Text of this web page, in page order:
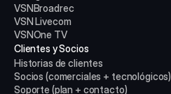
VSNBroadrec
VSN Livecom
VSNOne TV
Clientes y Socios
Historias de clientes
Socios (comerciales + tecnológicos)
Soporte (plan + contacto)